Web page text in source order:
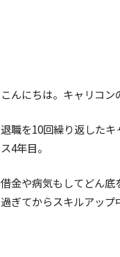
こんにちは。キャリコン
退職を10回繰り返した
ス4年目。
借金や病気もしてどん底